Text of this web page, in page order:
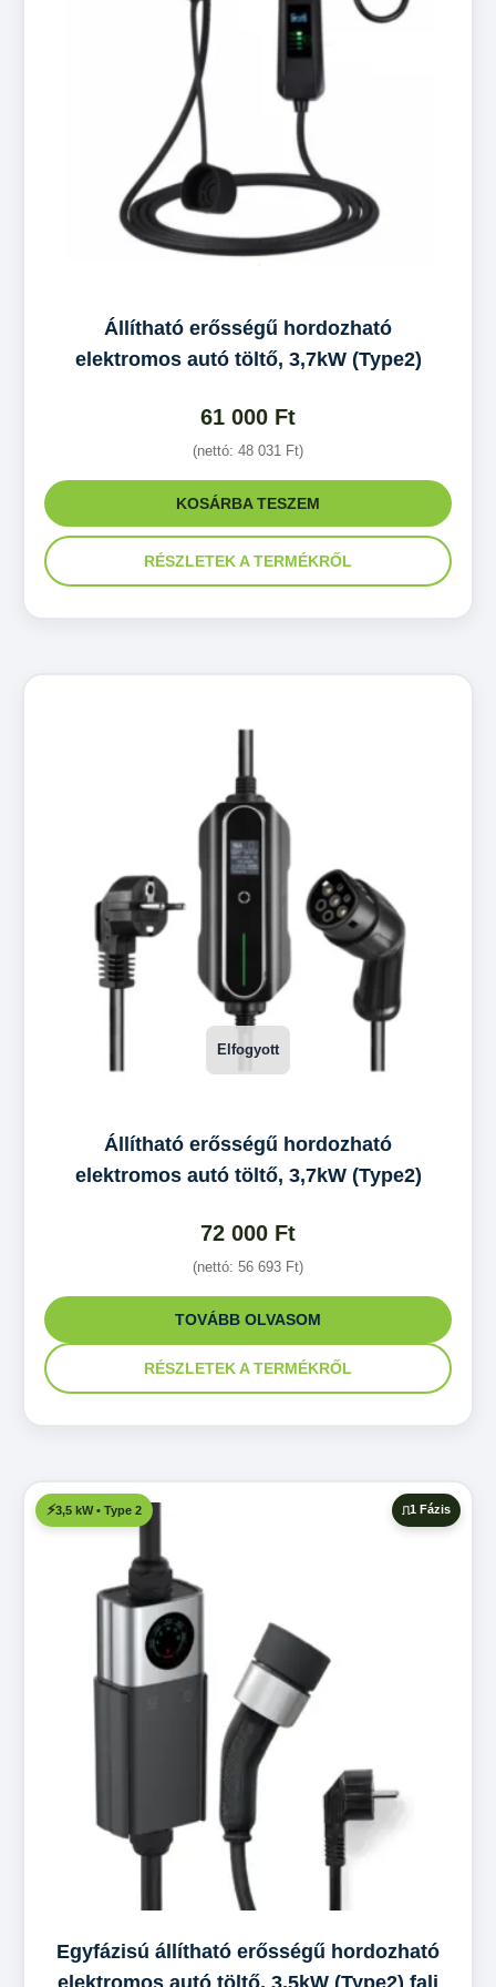
Állítható erősségű hordozható
elektromos autó töltő, 3,7kW (Type2)
61 000 Ft
(nettó: 48 031 Ft)
KOSÁRBA TESZEM
RÉSZLETEK A TERMÉKRŐL
Állítható erősségű hordozható
elektromos autó töltő, 3,7kW (Type2)
72 000 Ft
(nettó: 56 693 Ft)
TOVÁBB OLVASOM
RÉSZLETEK A TERMÉKRŐL
3,5 kW • Type 2 1 Fázis
Egyfázisú állítható erősségű hordozható
elektromos autó töltő, 3,5kW (Type2) fali